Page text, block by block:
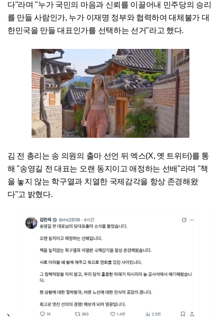
다"라며 "누가 국민의 마음과 신뢰를 이끌어내 민주당의 승리
를 만들 사람인가, 누가 이재명 정부와 협력하여 대체불가 대
한민국을 만들 대표인가를 선택하는 선거"라고 했다.
김 전 총리는 송 의원의 출마 선언 뒤 엑스(X, 옛 트위터)를 통
해 "송영길 전 대표는 오랜 동지이고 애정하는 선배"라며 "책
을 놓지 않는 학구열과 치열한 국제감각을 항상 존경해왔
다"고 밝혔다.